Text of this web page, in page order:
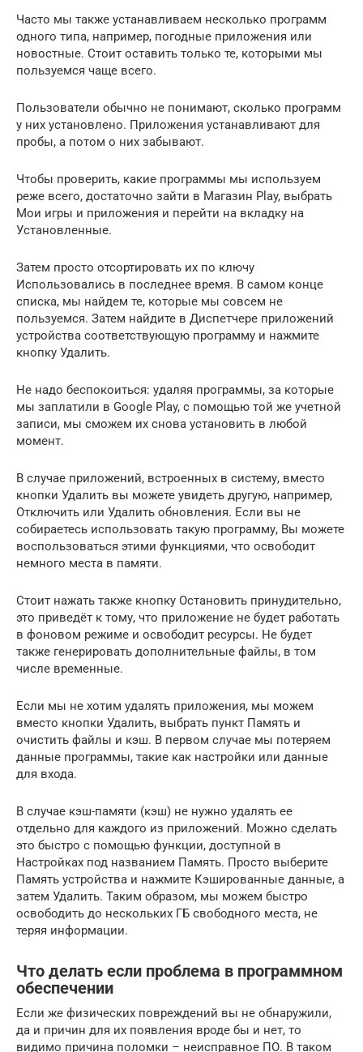
Часто мы также устанавливаем несколько программ
одного типа, например, погодные приложения или
новостные. Стоит оставить только те, которыми мы
пользуемся чаще всего.
Пользователи обычно не понимают, сколько программ
у них установлено. Приложения устанавливают для
пробы, а потом о них забывают.
Чтобы проверить, какие программы мы используем
реже всего, достаточно зайти в Магазин Play, выбрать
Мои игры и приложения и перейти на вкладку на
Установленные.
Затем просто отсортировать их по ключу
Использовались в последнее время. В самом конце
списка, мы найдем те, которые мы совсем не
пользуемся. Затем найдите в Диспетчере приложений
устройства соответствующую программу и нажмите
кнопку Удалить.
Не надо беспокоиться: удаляя программы, за которые
мы заплатили в Google Play, с помощью той же учетной
записи, мы сможем их снова установить в любой
момент.
В случае приложений, встроенных в систему, вместо
кнопки Удалить вы можете увидеть другую, например,
Отключить или Удалить обновления. Если вы не
собираетесь использовать такую программу, Вы можете
воспользоваться этими функциями, что освободит
немного места в памяти.
Стоит нажать также кнопку Остановить принудительно,
это приведёт к тому, что приложение не будет работать
в фоновом режиме и освободит ресурсы. Не будет
также генерировать дополнительные файлы, в том
числе временные.
Если мы не хотим удалять приложения, мы можем
вместо кнопки Удалить, выбрать пункт Память и
очистить файлы и кэш. В первом случае мы потеряем
данные программы, такие как настройки или данные
для входа.
В случае кэш-памяти (кэш) не нужно удалять ее
отдельно для каждого из приложений. Можно сделать
это быстро с помощью функции, доступной в
Настройках под названием Память. Просто выберите
Память устройства и нажмите Кэшированные данные, а
затем Удалить. Таким образом, мы можем быстро
освободить до нескольких ГБ свободного места, не
теряя информации.
Что делать если проблема в программном
обеспечении
Если же физических повреждений вы не обнаружили,
да и причин для их появления вроде бы и нет, то
видимо причина поломки – неисправное ПО. В таком